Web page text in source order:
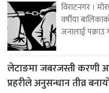
विराटनगर ।
वर्षीया
जनालाई पक्राउ
लेटाङमा जबरजस्ती करणी
प्रहरीले अनुसन्धान तीव्र